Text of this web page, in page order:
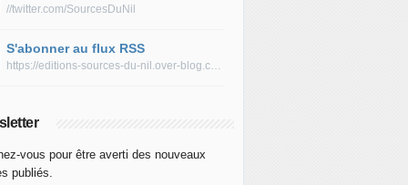
//twitter.com/SourcesDuNil
S'abonner au flux RSS
https://editions-sources-du-nil.over-blog.com/rss
vous pour être averti des nouveaux
publiés.